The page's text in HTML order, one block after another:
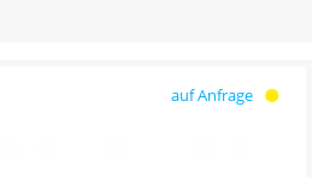
auf Anfrage